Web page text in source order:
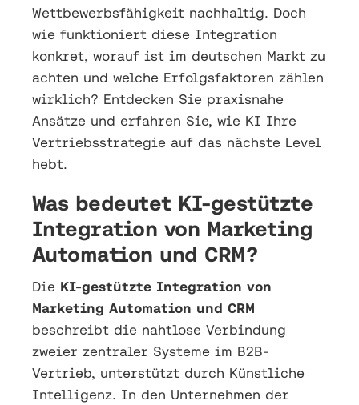
Wettbewerbsfähigkeit nachhaltig. Doch
wie funktioniert diese Integration
konkret, worauf ist im deutschen Markt zu
achten und welche Erfolgsfaktoren zählen
wirklich? Entdecken Sie praxisnahe
Ansätze und erfahren Sie, wie KI Ihre
Vertriebsstrategie auf das nächste Level
hebt.
Was bedeutet KI-gestützte
Integration von Marketing
Automation und CRM?
Die KI-gestützte Integration von
Marketing Automation und CRM
beschreibt die nahtlose Verbindung
zweier zentraler Systeme im B2B-
Vertrieb, unterstützt durch Künstliche
Intelligenz. In den Unternehmen der